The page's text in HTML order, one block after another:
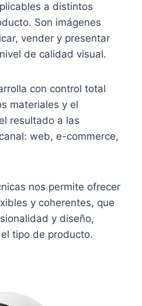
a distintos
Son imágenes
vender y presentar
de calidad visual.
con control total
materiales y el
resultado a las
web, e-commerce,
nos permite ofrecer
y coherentes, que
y diseño,
tipo de producto.